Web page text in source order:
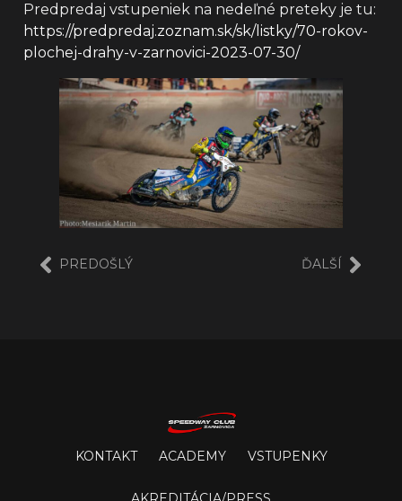
Predpredaj vstupeniek na nedeľné preteky je tu:
https://predpredaj.zoznam.sk/sk/listky/70-rokov-
plochej-drahy-v-zarnovici-2023-07-30/
PREDOŠLÝ ĎALŠÍ
KONTAKT ACADEMY VSTUPENKY